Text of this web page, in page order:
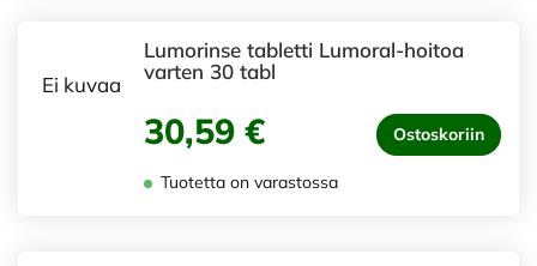
Ei kuvaa
Lumorinse tabletti Lumoral-hoitoa
varten 30 tabl
30,59 € Ostoskoriin
Tuotetta on varastossa